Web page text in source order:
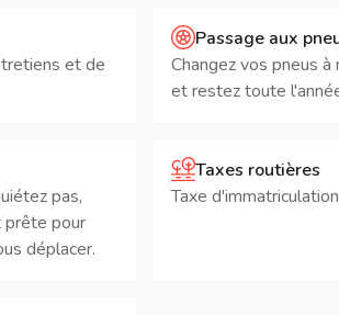
et de
Passage aux
Changez vos pneus
et restez toute
pas,
prête pour
déplacer.
Taxes routières
Taxe